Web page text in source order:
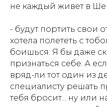
не каждый живет в
- будут портить свои
хотела полететь с
боишься. Я бы даже
признаться себе. А
вряд-ли тот один из
специалисту решать
тебя бросит... ну или